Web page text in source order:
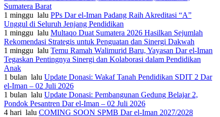
Sumatera Barat
1 minggu lalu PPs Dar el-Iman Padang Raih Akreditasi “A”
Unggul di Seluruh Jenjang Pendidikan
1 minggu lalu Multaqo Duat Sumatera 2026 Hasilkan Sejumlah
Rekomendasi Strategis untuk Penguatan dan Sinergi Dakwah
1 minggu lalu Temu Ramah Walimurid Baru, Yayasan Dar el-Iman
Tegaskan Pentingnya Sinergi dan Kolaborasi dalam Pendidikan
Anak
1 bulan lalu Update Donasi: Wakaf Tanah Pendidikan SDIT 2 Dar
el-Iman – 02 Juli 2026
1 bulan lalu Update Donasi: Pembangunan Gedung Belajar 2,
Pondok Pesantren Dar el-Iman – 02 Juli 2026
4 hari lalu COMING SOON SPMB Dar el-Iman 2027/2028